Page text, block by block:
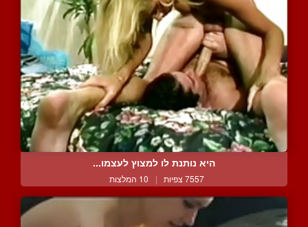
היא נותנת לו למצוץ לעצמו...
7557 צפיות | 10 המלצות